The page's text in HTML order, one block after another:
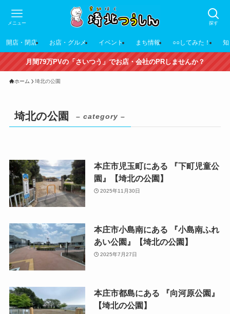
探す
メニュー
開店・閉店 お店・グルメ イベント まち情報 ○○してみた！
月間79万PVの「さいつう」でお店・会社のPRしませんか？
ホーム 埼北の公園
埼北の公園 – category –
本庄市児玉町にある 『下町児童公
園』【埼北の公園】
2025年11月30日
本庄市小島南にある 『小島南ふれ
あい公園』【埼北の公園】
2025年7月27日
本庄市都島にある 『向河原公園』
【埼北の公園】